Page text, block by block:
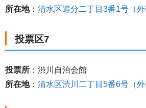
所在地： 清水区追分二丁目3番1号（外
投票区7
投票所 ：渋川自治会館
所在地： 清水区渋川二丁目5番6号（外